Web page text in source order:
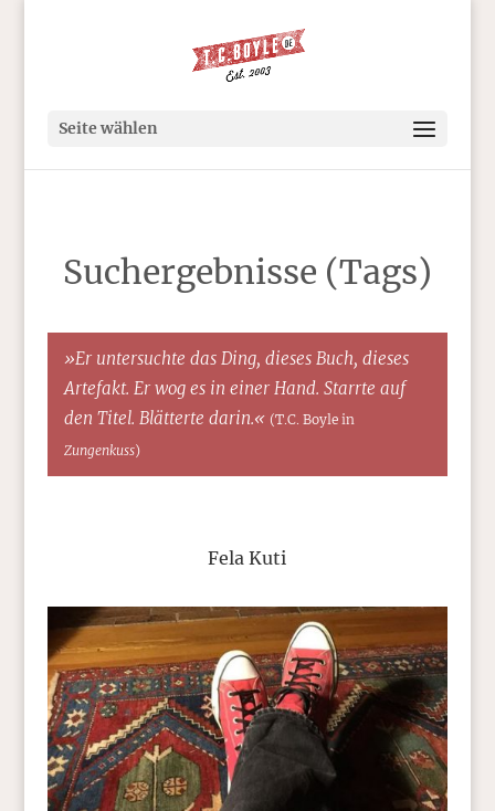
Seite wählen
Suchergebnisse (Tags)
»Er untersuchte das Ding, dieses Buch, dieses
Artefakt. Er wog es in einer Hand. Starrte auf
den Titel. Blätterte darin.« (T.C. Boyle in
Zungenkuss)
Fela Kuti